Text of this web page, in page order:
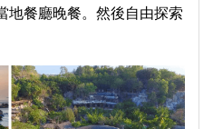
地餐廳晚餐。然後自由探索